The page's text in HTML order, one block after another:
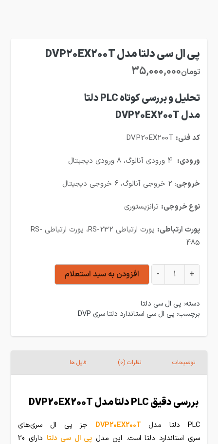
پی ال سی دلتا مدل DVP20EX200T
تومان35,000,000
تحلیل و بررسی کوتاه PLC دلتا
مدل DVP20EX200T
کد فنی:
ورودی: 4 ورودی آنالوگ، 8 ورودی دیجیتال
خروجی: 2 خروجی آنالوگ، 6 خروجی دیجیتال
نوع خروجی: ترانزیستوری
پورت ارتباطی:
پورت ارتباطی RS-232، پورت ارتباطی RS-
485
پی ال سی دلتا مدل DVP20EX200T عدد
+
- افزودن به سبد استعلام
دسته: پی ال سی دلتا
برچسب: پی ال سی استاندارد دلتا سری DVP
توضیحات نظرات (0) فایل ها
بررسی دقیق PLC دلتا مدل DVP20EX200T
PLC دلتا مدل DVP20EX200T جز پی ال سری‌های
سری استاندارد دلتا است. این مدل پی ال سی دلتا
دارای 20